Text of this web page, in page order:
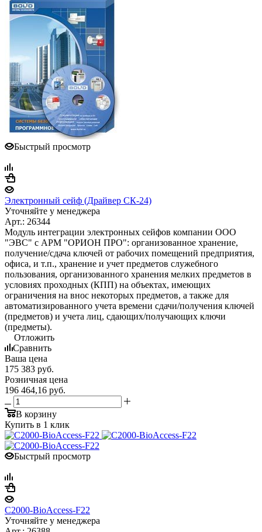
Быстрый просмотр
Электронный сейф (Драйвер СК-24)
Уточняйте у менеджера
Арт.: 26344
Модуль интеграции электронных сейфов компании ООО
"ЭВС" с АРМ "ОРИОН ПРО": организованное хранение,
получение/сдача ключей от рабочих помещений предприятия,
офиса, и т.п., хранение и учет предметов служебного
пользования, организованного хранения мелких предметов в
условиях проходных (КПП) на объектах, имеющих
ограничения на внос некоторых предметов, а также для
автоматизированного учета времени сдачи/получения ключей
(предметов) и учета лиц, сдающих/получающих ключи
(предметы).
Отложить
Сравнить
Ваша цена
175 383 руб.
Розничная цена
196 464,16 руб.
В корзину
Купить в 1 клик
Быстрый просмотр
С2000-BioAccess-F22
Уточняйте у менеджера